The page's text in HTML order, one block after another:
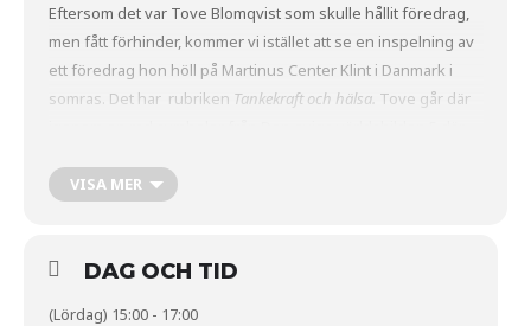
Eftersom det var Tove Blomqvist som skulle hållit föredrag,
men fått förhinder, kommer vi istället att se en inspelning av
ett föredrag hon höll på Martinus Center Klint i Danmark i
somras. Det har rubriken Tankekraft och hälsa. Tove går där
att förstå det blandar våra energier på ett felaktigt sätt. När
ett sätt som skapar hälsa och välmående i både kropp och
VISA MER
DAG OCH TID
(Lördag) 15:00 - 17:00